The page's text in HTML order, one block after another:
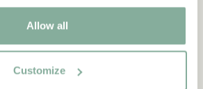
Allow all
Customize